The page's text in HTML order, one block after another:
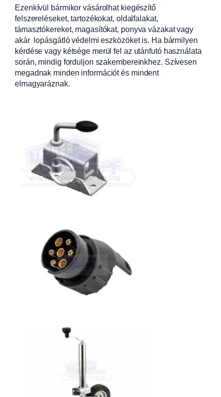
Ezenkívül bármikor vásárolhat kiegészítő
felszereléseket, tartozékokat, oldalfalakat,
támasztókereket, magasítókat, ponyva vázakat vagy
akár lopásgátló védelmi eszközöket is. Ha bármilyen
kérdése vagy kétsége merül fel az utánfutó használata
során, mindig forduljon szakembereinkhez. Szívesen
megadnak minden információt és mindent
elmagyaráznak.